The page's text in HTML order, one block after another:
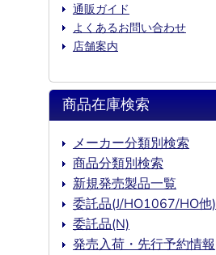
通販ガイド
よくあるお問い合わせ
店舗案内
商品在庫検索
メーカー分類別検索
商品分類別検索
新規発売製品一覧
委託品(J/HO1067/HO他)
委託品(N)
発売入荷・先行予約情報